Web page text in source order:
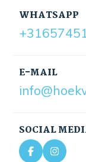
E-MAIL
WHATSAPP
SOCIAL